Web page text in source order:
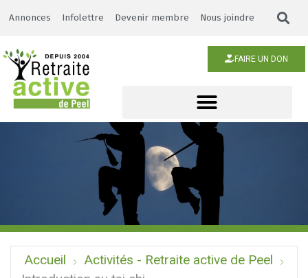
Annonces Infolettre Devenir membre Nous joindre
FAIRE UN DON
Accueil
Activités - Retraite active de Peel